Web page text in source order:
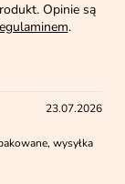
Opinie są
.
23.07.2026
wysyłka